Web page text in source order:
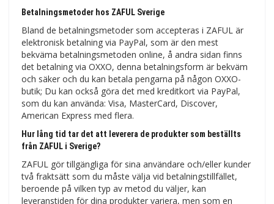
Betalningsmetoder hos ZAFUL Sverige
Bland de betalningsmetoder som accepteras i ZAFUL är
elektronisk betalning via PayPal, som är den mest
bekväma betalningsmetoden online, å andra sidan finns
det betalning via OXXO, denna betalningsform är bekväm
och säker och du kan betala pengarna på någon OXXO-
butik; Du kan också göra det med kreditkort via PayPal,
som du kan använda: Visa, MasterCard, Discover,
American Express med flera.
Hur lång tid tar det att leverera de produkter som beställts
från ZAFUL i Sverige?
ZAFUL gör tillgängliga för sina användare och/eller kunder
två fraktsätt som du måste välja vid betalningstillfället,
beroende på vilken typ av metod du väljer, kan
leveranstiden för dina produkter variera, men som en